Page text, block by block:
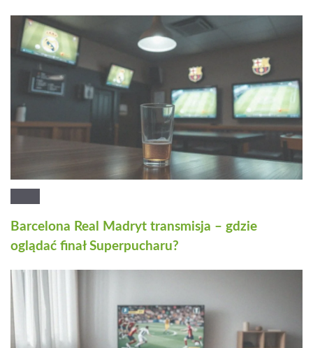
Barcelona Real Madryt transmisja – gdzie
oglądać finał Superpucharu?